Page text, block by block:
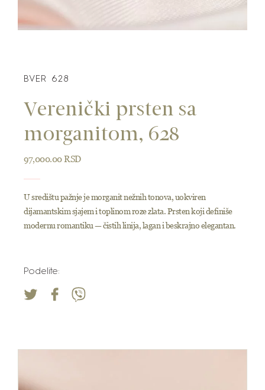
BVER 628
Verenički prsten sa
morganitom, 628
97,000.00RSD
U središtu pažnje je morganit nežnih tonova, uokviren
dijamantskim sjajem i toplinom roze zlata. Prsten koji definiše
modernu romantiku — čistih linija, lagan i beskrajno elegantan.
Podelite: